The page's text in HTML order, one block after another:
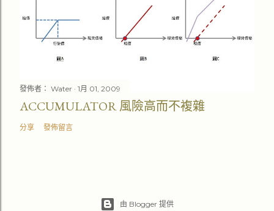
發佈者： Water 1月 01, 2009
ACCUMULATOR 風險高而不複雜
分享 發佈留言
由 Blogger 提供